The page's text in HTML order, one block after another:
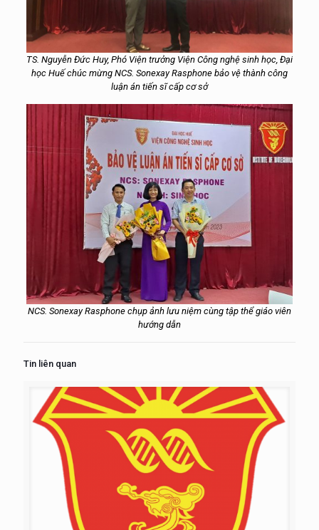
TS. Nguyễn Đức Huy, Phó Viện trưởng Viện Công nghệ sinh học, Đại
học Huế chúc mừng NCS. Sonexay Rasphone bảo vệ thành công
luận án tiến sĩ cấp cơ sở
NCS. Sonexay Rasphone chụp ảnh lưu niệm cùng tập thể giáo viên
hướng dẫn
Tin liên quan